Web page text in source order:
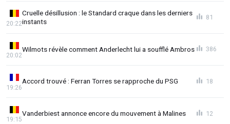
Cruelle désillusion : le Standard craque dans les derniers
instants
20:22
81
Wilmots révèle comment Anderlecht lui a soufflé Ambros
20:02
386
Accord trouvé : Ferran Torres se rapproche du PSG
19:26
18
Vanderbiest annonce encore du mouvement à Malines
19:15
12